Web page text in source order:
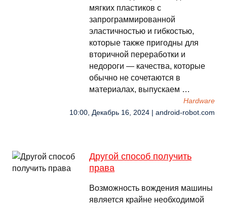
мягких пластиков с
запрограммированной
эластичностью и гибкостью,
которые также пригодны для
вторичной переработки и
недороги — качества, которые
обычно не сочетаются в
материалах, выпускаем …
Hardware
10:00, Декабрь 16, 2024 | android-robot.com
Другой способ получить
права
Возможность вождения машины
является крайне необходимой